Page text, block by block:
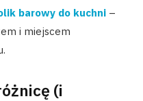
barowy do kuchni –
i miejscem
(i